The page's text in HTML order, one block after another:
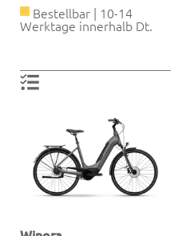
Bestellbar | 10-14
Werktage innerhalb Dt.